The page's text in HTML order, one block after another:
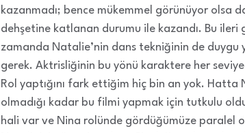
kazanmadı; bence mükemmel görünüyor olsa
dehşetine katlanan durumu ile kazandı. Bu ileri
zamanda Natalie’nin dans tekniğinin de duygu
gerek. Aktrisliğinin bu yönü karaktere her
Rol yaptığını fark ettiğim hiç bin an yok. Hatta
olmadığı kadar bu filmi yapmak için tutkulu
hali var ve Nina rolünde gördüğümüze paralel